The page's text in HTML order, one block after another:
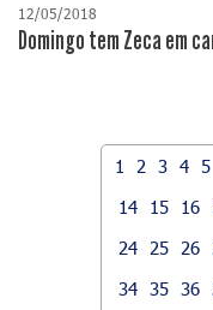
12/05/2018
Domingo tem Zeca em
1 2 3 4 5
14
15 16
24
25 26
34 35 36